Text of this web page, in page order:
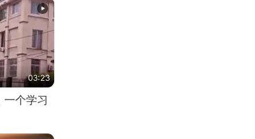
03:23
一个学习